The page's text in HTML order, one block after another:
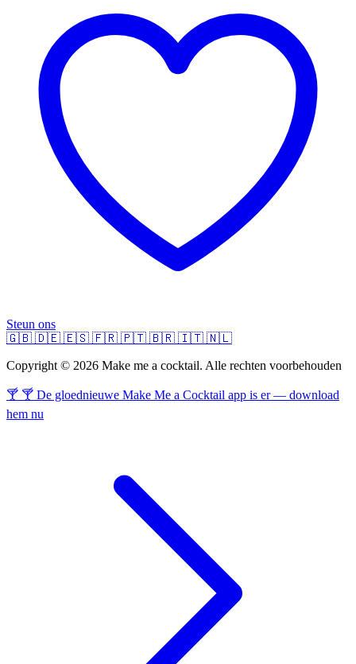
Steun ons
🇬🇧 🇩🇪 🇪🇸 🇫🇷 🇵🇹 🇧🇷 🇮🇹 🇳🇱
Copyright © 2026 Make me a cocktail. Alle rechten voorbehouden
🍸 🍸 De gloednieuwe Make Me a Cocktail app is er — download
hem nu